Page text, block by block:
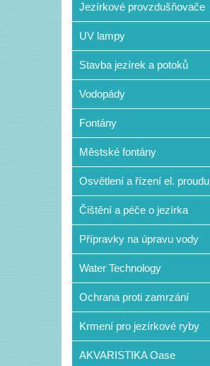
Jezírkové provzdušňovače
UV lampy
Stavba jezírek a potoků
Vodopády
Fontány
Městské fontány
Osvětlení a řízení el. proudu
Čištění a péče o jezírka
Přípravky na úpravu vody
Water Technology
Ochrana proti zamrzání
Krmení pro jezírkové ryby
AKVARISTIKA Oase